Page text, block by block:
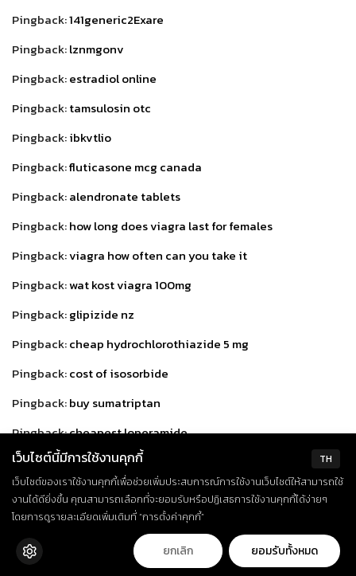
Pingback:141generic2Exare
Pingback:lznmgonv
Pingback:estradiol online
Pingback:tamsulosin otc
Pingback:ibkvtlio
Pingback:fluticasone mcg canada
Pingback:alendronate tablets
Pingback:how long does viagra last for females
Pingback:viagra how often can you take it
Pingback:wat kost viagra 100mg
Pingback:glipizide nz
Pingback:cheap hydrochlorothiazide 5 mg
Pingback:cost of isosorbide
Pingback:buy sumatriptan
Pingback:cheapest loperamide
Pingback:precio cialis 5 mg en farmacia
Pingback: buy cialis online
Pingback:viagra
Pingback:
azathioprine 25mg no prescription
TH
เว็บไซต์นี้มีการใช้งานคุกกี้
เว็บไซต์ของเราใช้งานคุกกี้เพื่อช่วยเพิ่มประสบการณ์การใช้งานเว็บไซต์ให้สามารถใช้
งานได้ดียิ่งขึ้น คุณสามารถเลือกที่จะยอมรับหรือปฏิเสธการใช้งานคุกกี้ได้ง่ายๆ
โดยการดูรายละเอียดเพิ่มเติมที่ “การตั้งค่าคุกกี้”
ยกเลิก ยอมรับทั้งหมด